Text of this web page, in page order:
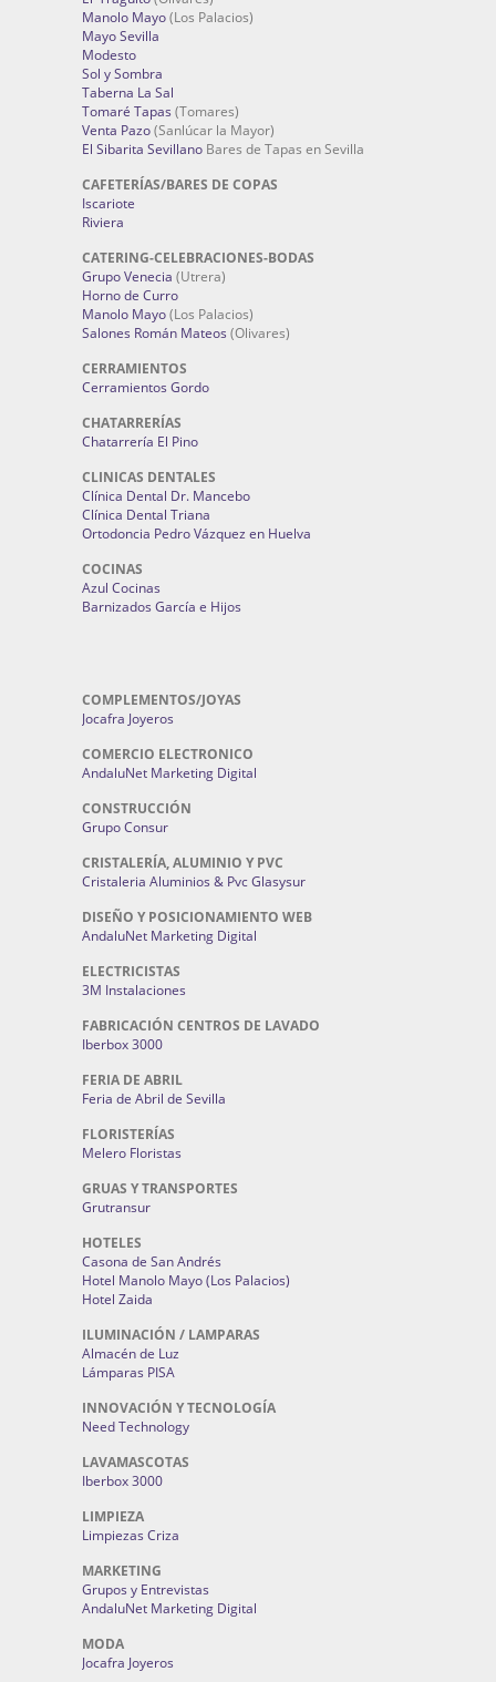
Manolo Mayo(Los Palacios)
Mayo Sevilla
Modesto
Sol y Sombra
Taberna La Sal
Tomaré Tapas (Tomares)
Venta Pazo(Sanlúcar la Mayor)
El Sibarita Sevillano Bares de Tapas en Sevilla
CAFETERÍAS/BARES DE COPAS
Iscariote
Riviera
CATERING-CELEBRACIONES-BODAS
Grupo Venecia (Utrera)
Horno de Curro
Manolo Mayo(Los Palacios)
Salones Román Mateos (Olivares)
CERRAMIENTOS
Cerramientos Gordo
CHATARRERÍAS
Chatarrería El Pino
CLINICAS DENTALES
Clínica Dental Dr. Mancebo
Clínica Dental Triana
Ortodoncia Pedro Vázquez en Huelva
COCINAS
Azul Cocinas
Barnizados García e Hijos
COMPLEMENTOS/JOYAS
Jocafra Joyeros
COMERCIO ELECTRONICO
AndaluNet Marketing Digital
CONSTRUCCIÓN
Grupo Consur
CRISTALERÍA, ALUMINIO Y PVC
Cristaleria Aluminios & Pvc Glasysur
DISEÑO Y POSICIONAMIENTO WEB
AndaluNet Marketing Digital
ELECTRICISTAS
3M Instalaciones
FABRICACIÓN CENTROS DE LAVADO
Iberbox 3000
FERIA DE ABRIL
Feria de Abril de Sevilla
FLORISTERÍAS
Melero Floristas
GRUAS Y TRANSPORTES
Grutransur
HOTELES
Casona de San Andrés
Hotel Manolo Mayo (Los Palacios)
Hotel Zaida
ILUMINACIÓN / LAMPARAS
Almacén de Luz
Lámparas PISA
INNOVACIÓN Y TECNOLOGÍA
Need Technology
LAVAMASCOTAS
Iberbox 3000
LIMPIEZA
Limpiezas Criza
MARKETING
Grupos y Entrevistas
AndaluNet Marketing Digital
MODA
Jocafra Joyeros